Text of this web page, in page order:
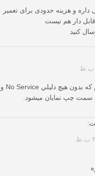
داره و هزینه حدودی برای تعمیر
کنید
گوشي موبايل آيفون ٧ دارم كه بدون هيچ دليلي No Service و